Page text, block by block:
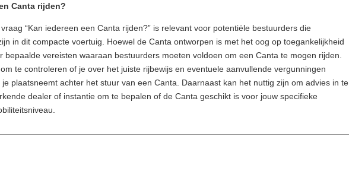
Canta rijden?
“Kan iedereen een Canta rijden?” is relevant voor potentiële bestuurders die
in dit compacte voertuig. Hoewel de Canta ontworpen is met het oog op toegankelijkheid
bepaalde vereisten waaraan bestuurders moeten voldoen om een Canta te mogen rijden.
te controleren of je over het juiste rijbewijs en eventuele aanvullende vergunningen
je plaatsneemt achter het stuur van een Canta. Daarnaast kan het nuttig zijn om advies in te
dealer of instantie om te bepalen of de Canta geschikt is voor jouw specifieke